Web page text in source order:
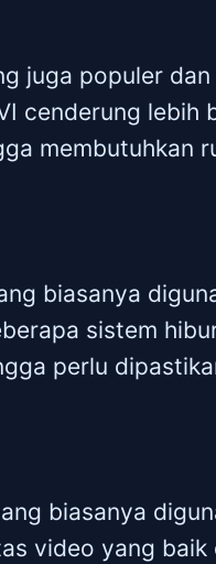
juga populer
cenderung lebih
membutuhkan
biasanya
sistem
perlu
biasanya
video yang